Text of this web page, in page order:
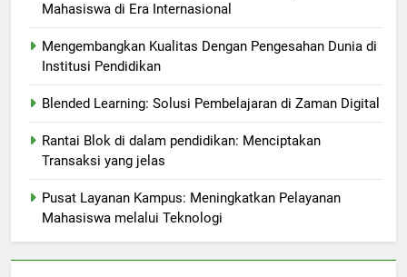
Mahasiswa di Era Internasional
Mengembangkan Kualitas Dengan Pengesahan Dunia di
Institusi Pendidikan
Blended Learning: Solusi Pembelajaran di Zaman Digital
Rantai Blok di dalam pendidikan: Menciptakan
Transaksi yang jelas
Pusat Layanan Kampus: Meningkatkan Pelayanan
Mahasiswa melalui Teknologi